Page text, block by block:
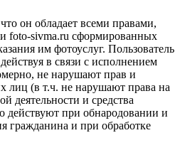
он обладает всеми правами,
foto-sivma.ru сформированных
им фотоуслуг. Пользователь
в связи с исполнением
не нарушают прав и
лиц (в т.ч. не нарушают права на
деятельности и средства
действуют при обнародовании и
гражданина и при обработке